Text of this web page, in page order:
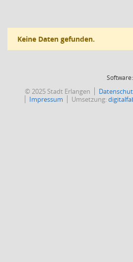
Keine Daten gefunden.
Software:
© 2025 Stadt Erlangen
Impressum
Umsetzung: